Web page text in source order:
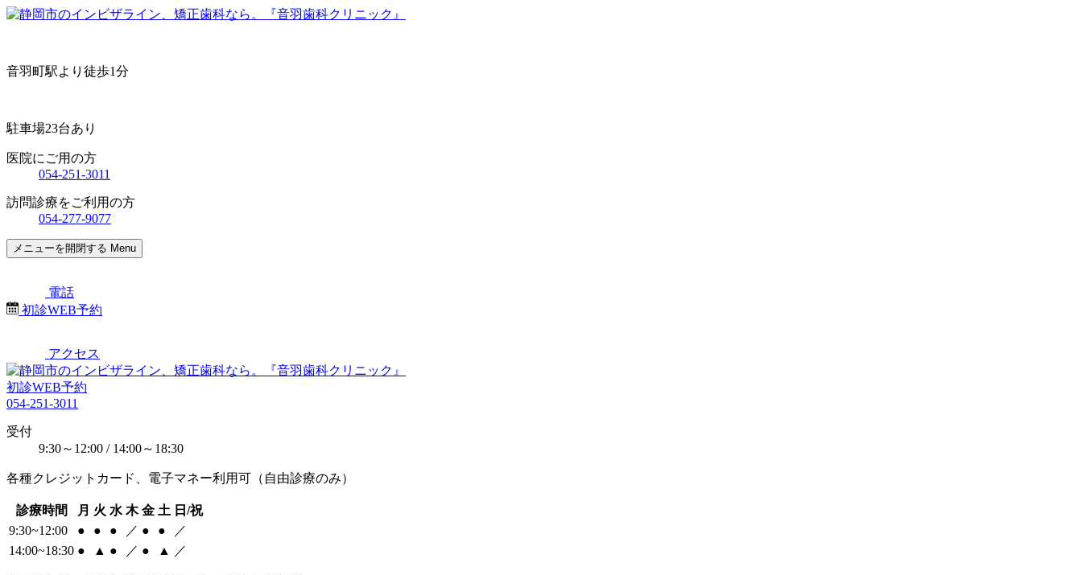
音羽町駅より徒歩1分
駐車場23台あり
医院にご用の方
054-251-3011
訪問診療をご利用の方
054-277-9077
メニューを開閉する Menu
電話
初診WEB予約
アクセス
初診WEB予約
054-251-3011
受付
9:30～12:00 / 14:00～18:30
各種クレジットカード、電子マネー利用可（自由診療のみ）
診療時間 月 火 水 木 金 土 日/祝
9:30~12:00
● ● ● ／ ● ●
／
14:00~18:30 ● ▲ ● ／ ● ▲ ／